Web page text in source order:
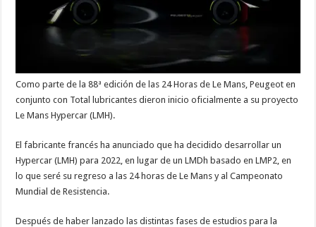
Como parte de la 88ª edición de las 24 Horas de Le Mans, Peugeot en
conjunto con Total lubricantes dieron inicio oficialmente a su proyecto
Le Mans Hypercar (LMH).
El fabricante francés ha anunciado que ha decidido desarrollar un
Hypercar (LMH) para 2022, en lugar de un LMDh basado en LMP2, en
lo que seré su regreso a las 24 horas de Le Mans y al Campeonato
Mundial de Resistencia.
Después de haber lanzado las distintas fases de estudios para la